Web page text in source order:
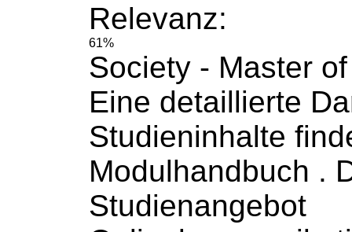
Relevanz:
61%
Society - Master
Eine detaillierte
Studieninhalte
Modulhandbuch .
Studienangebot